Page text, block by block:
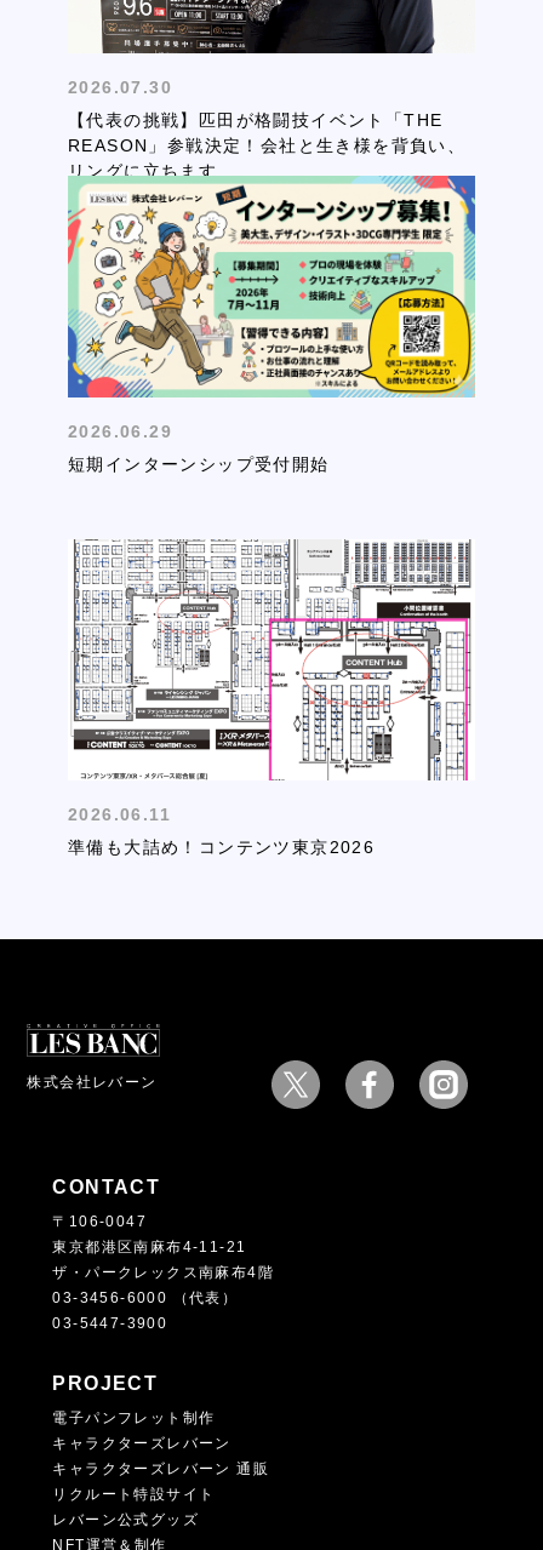
2026.07.30
【代表の挑戦】匹田が格闘技イベント「THE
REASON」参戦決定！会社と生き様を背負い、
リングに立ちます
2026.06.29
短期インターンシップ受付開始
2026.06.11
準備も大詰め！コンテンツ東京2026
株式会社レバーン
CONTACT
〒106-0047
東京都港区南麻布4-11-21
ザ・パークレックス南麻布4階
03-3456-6000 （代表）
03-5447-3900
PROJECT
電子パンフレット制作
キャラクターズレバーン
キャラクターズレバーン 通販
リクルート特設サイト
レバーン公式グッズ
NFT運営＆制作